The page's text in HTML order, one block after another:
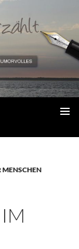
MENÜ
MENSCHEN